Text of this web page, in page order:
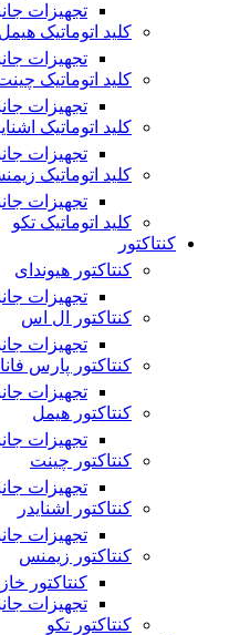
تجهیزات
کلید اتوماتیک هیمل
تجهیزات
کلید اتوماتیک
تجهیزات
کلید اتوماتیک
تجهیزات
کلید اتوماتیک
تجهیزات
کلید اتوماتیک تکو
کنتاکتور
کنتاکتور هیوندای
تجهیزات
کنتاکتور ال اس
تجهیزات
کنتاکتور پارس
تجهیزات
کنتاکتور هیمل
تجهیزات
کنتاکتور چینت
تجهیزات
کنتاکتور اشنایدر
تجهیزات
کنتاکتور زیمنس
کنتاکتور
تجهیزات
کنتاکتور تکو